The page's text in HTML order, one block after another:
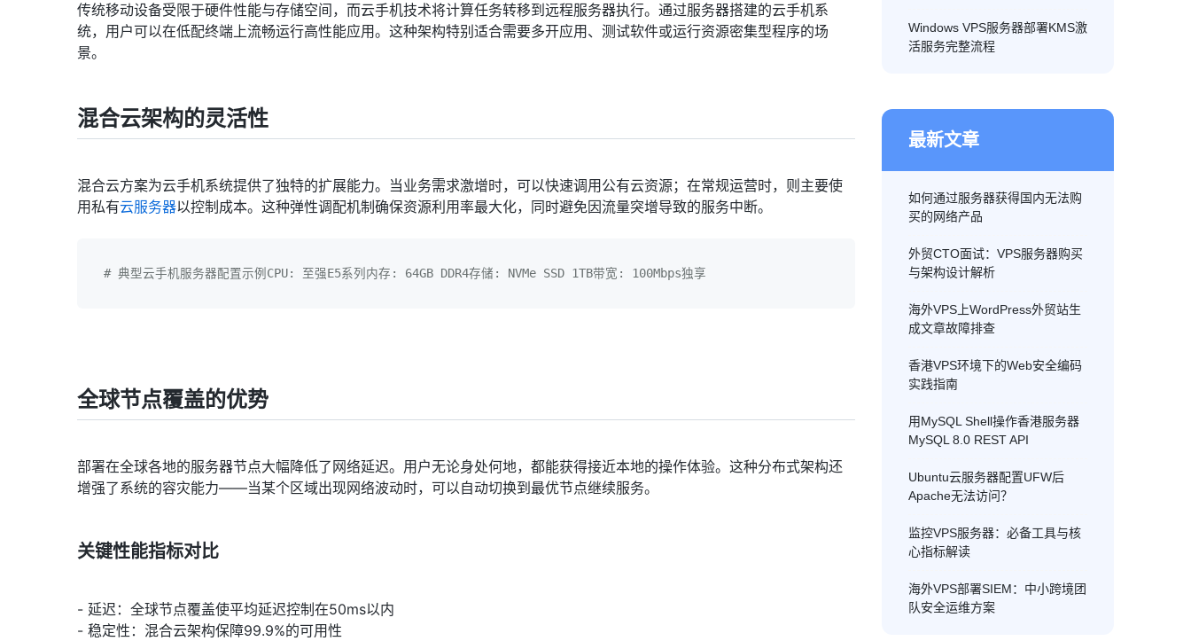
传统移动设备受限于硬件性能与存储空间，而云手机技术将计算任务转移到远程服务器执行。通过服务器搭建的云手机系
统，用户可以在低配终端上流畅运行高性能应用。这种架构特别适合需要多开应用、测试软件或运行资源密集型程序的场
景。
混合云架构的灵活性
混合云方案为云手机系统提供了独特的扩展能力。当业务需求激增时，可以快速调用公有云资源；在常规运营时，则主要使
用私有云服务器以控制成本。这种弹性调配机制确保资源利用率最大化，同时避免因流量突增导致的服务中断。
# 典型云手机服务器配置示例CPU: 至强E5系列内存: 64GB DDR4存储: NVMe SSD 1TB带宽: 100Mbps独享
全球节点覆盖的优势
部署在全球各地的服务器节点大幅降低了网络延迟。用户无论身处何地，都能获得接近本地的操作体验。这种分布式架构还
增强了系统的容灾能力——当某个区域出现网络波动时，可以自动切换到最优节点继续服务。
关键性能指标对比
- 延迟：全球节点覆盖使平均延迟控制在50ms以内
- 稳定性：混合云架构保障99.9%的可用性
Windows VPS服务器部署KMS激
活服务完整流程
最新文章
如何通过服务器获得国内无法购
买的网络产品
外贸CTO面试：VPS服务器购买
与架构设计解析
海外VPS上WordPress外贸站生
成文章故障排查
香港VPS环境下的Web安全编码
实践指南
用MySQL Shell操作香港服务器
MySQL 8.0 REST API
Ubuntu云服务器配置UFW后
Apache无法访问？
监控VPS服务器：必备工具与核
心指标解读
海外VPS部署SIEM：中小跨境团
队安全运维方案